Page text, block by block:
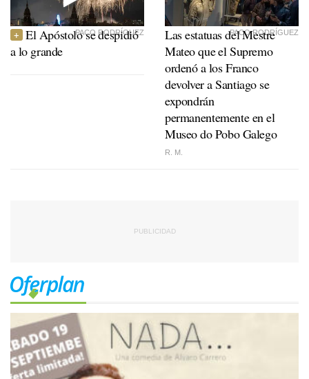
PACO RODRÍGUEZ
El Apóstolo se despidió
a lo grande
PACO RODRÍGUEZ
Las estatuas del Mestre
Mateo que el Supremo
ordenó a los Franco
devolver a Santiago se
expondrán
permanentemente en el
Museo do Pobo Galego
R. M.
Oferplan